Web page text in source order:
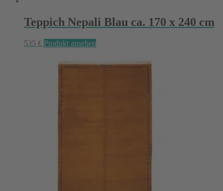
Teppich Nepali Blau ca. 170 x 240 cm
535 € Produkt ansehen